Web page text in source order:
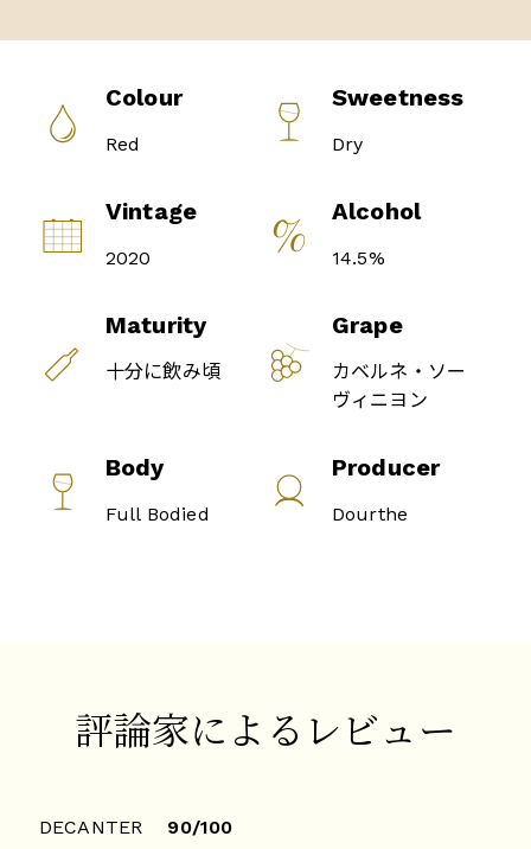
Colour
Red
Sweetness
Dry
Vintage
2020
Alcohol
14.5%
Maturity
十分に飲み頃
Grape
カベルネ・ソー
ヴィニヨン
Body
Full Bodied
Producer
Dourthe
評論家によるレビュー
DECANTER 90/100